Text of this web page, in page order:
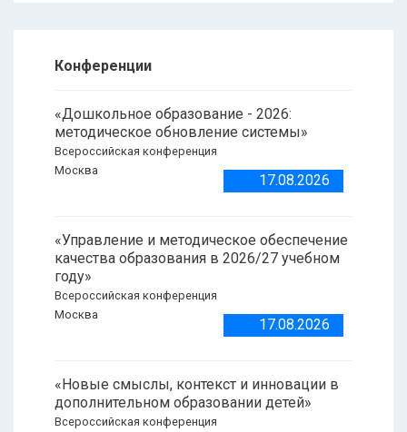
Конференции
«Дошкольное образование - 2026:
методическое обновление системы»
Всероссийская конференция
Москва
17.08.2026
«Управление и методическое обеспечение
качества образования в 2026/27 учебном
году»
Всероссийская конференция
Москва
17.08.2026
«Новые смыслы, контекст и инновации в
дополнительном образовании детей»
Всероссийская конференция